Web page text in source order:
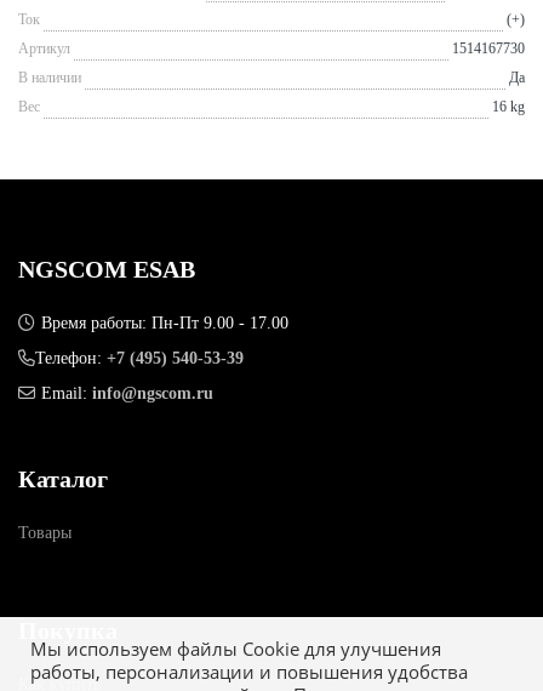
Ток
(+)
Артикул
1514167730
В наличии
Да
Вес
16 kg
Мы используем файлы Cookie для улучшения
работы, персонализации и повышения удобства
NGSCOM ESAB
Время работы: Пн-Пт 9.00 - 17.00
Телефон: +7 (495) 540-53-39
Email: info@ngscom.ru
Каталог
Товары
Как купить